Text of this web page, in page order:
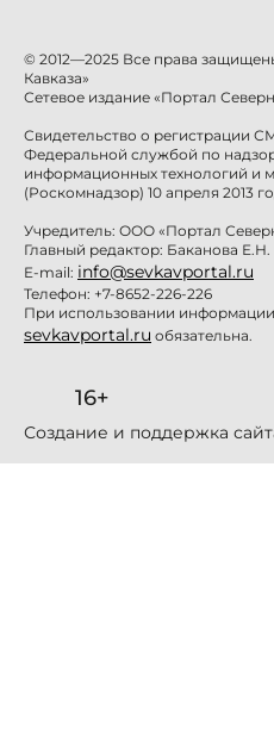
© 2012—2025 Все права
Кавказа»
Сетевое издание «Портал
Свидетельство о регистрации
Федеральной службой по
информационных технологий и
(Роскомнадзор) 10 апреля 2013
Учредитель: ООО «Портал
Главный редактор: Баканова Е.Н.
E-mail: info@sevkavportal.ru
Телефон: +7-8652-226-226
При использовании
sevkavportal.ru обязательна.
16+
Создание и поддержка